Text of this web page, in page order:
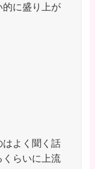
に盛り上が
よく聞く話
らいに上流